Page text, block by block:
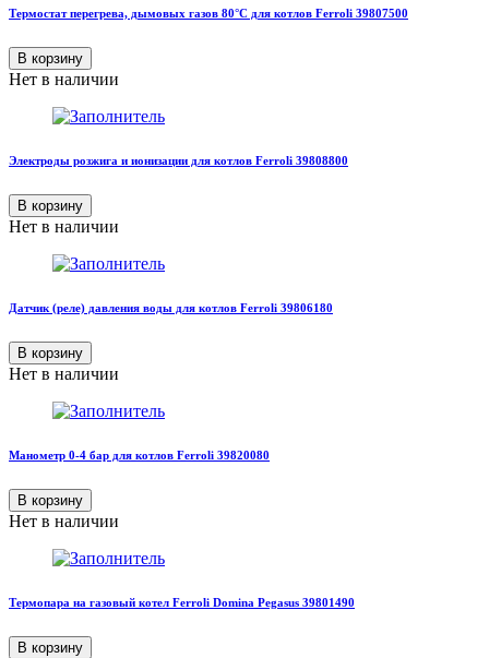
Термостат перегрева, дымовых газов 80°C для котлов Ferroli 39807500
В корзину
Нет в наличии
Электроды розжига и ионизации для котлов Ferroli 39808800
В корзину
Нет в наличии
Датчик (реле) давления воды для котлов Ferroli 39806180
В корзину
Нет в наличии
Манометр 0-4 бар для котлов Ferroli 39820080
В корзину
Нет в наличии
Термопара на газовый котел Ferroli Domina Pegasus 39801490
В корзину